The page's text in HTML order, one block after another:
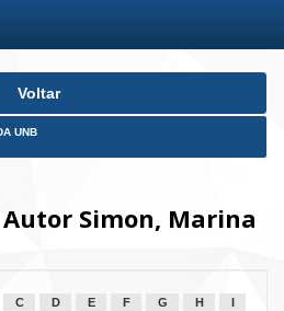
Voltar
UNB
Simon, Marina
C D E F G H